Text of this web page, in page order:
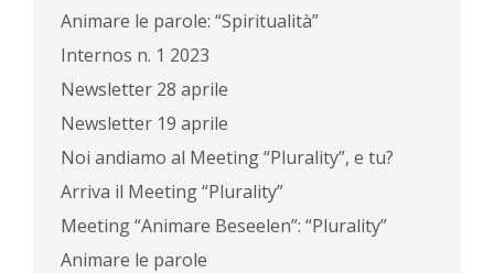
Animare le parole: “Spiritualità”
Internos n. 1 2023
Newsletter 28 aprile
Newsletter 19 aprile
Noi andiamo al Meeting “Plurality”, e tu?
Arriva il Meeting “Plurality”
Meeting “Animare Beseelen”: “Plurality”
Animare le parole